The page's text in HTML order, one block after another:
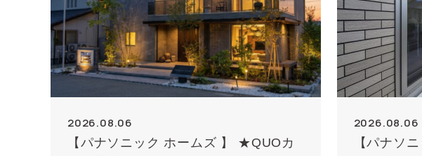
2026.08.06
【パナソニック ホームズ 】 ★QUOカ
2026.08.06
【パナソ